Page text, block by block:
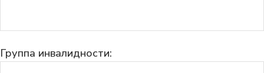
Группа инвалидности: